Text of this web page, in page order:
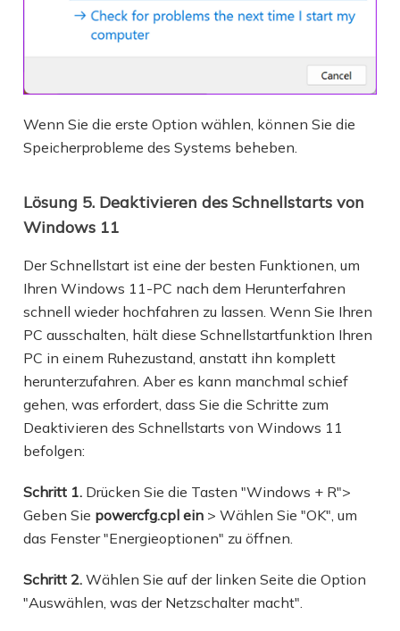
Wenn Sie die erste Option wählen, können Sie die
Speicherprobleme des Systems beheben.
Lösung 5. Deaktivieren des Schnellstarts von
Windows 11
Der Schnellstart ist eine der besten Funktionen, um
Ihren Windows 11-PC nach dem Herunterfahren
schnell wieder hochfahren zu lassen. Wenn Sie Ihren
PC ausschalten, hält diese Schnellstartfunktion Ihren
PC in einem Ruhezustand, anstatt ihn komplett
herunterzufahren. Aber es kann manchmal schief
gehen, was erfordert, dass Sie die Schritte zum
Deaktivieren des Schnellstarts von Windows 11
befolgen:
Schritt 1. Drücken Sie die Tasten "Windows + R">
Geben Sie powercfg.cpl ein > Wählen Sie "OK", um
das Fenster "Energieoptionen" zu öffnen.
Schritt 2.Wählen Sie auf der linken Seite die Option
"Auswählen, was der Netzschalter macht".